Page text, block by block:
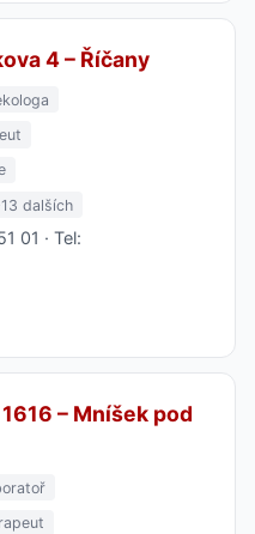
4 – Říčany
dalších
01 · Tel:
– Mníšek pod